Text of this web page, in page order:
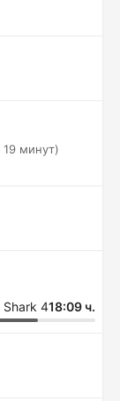
19 минут)
Shark 418:09 ч.